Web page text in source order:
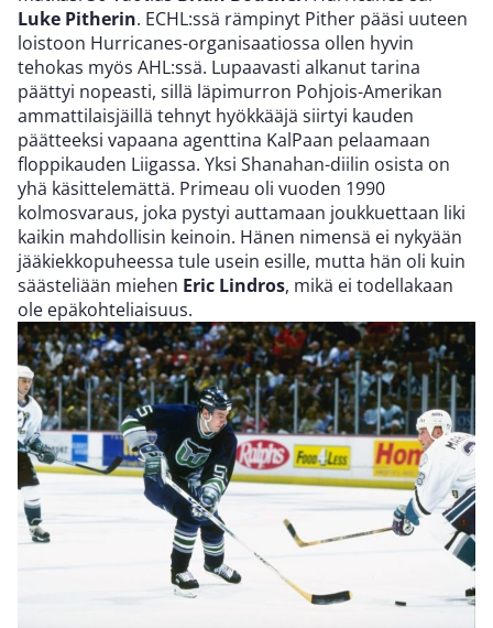
Luke Pitherin. ECHL:ssä rämpinyt Pither pääsi uuteen
loistoon Hurricanes-organisaatiossa ollen hyvin
tehokas myös AHL:ssä. Lupaavasti alkanut tarina
päättyi nopeasti, sillä läpimurron Pohjois-Amerikan
ammattilaisjäillä tehnyt hyökkääjä siirtyi kauden
päätteeksi vapaana agenttina KalPaan pelaamaan
floppikauden Liigassa. Yksi Shanahan-diilin osista on
yhä käsittelemättä. Primeau oli vuoden 1990
kolmosvaraus, joka pystyi auttamaan joukkuettaan liki
kaikin mahdollisin keinoin. Hänen nimensä ei nykyään
jääkiekkopuheessa tule usein esille, mutta hän oli kuin
säästeliään miehen Eric Lindros, mikä ei todellakaan
ole epäkohteliaisuus.